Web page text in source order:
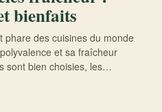
bienfaits
phare des cuisines du monde
et sa fraîcheur
sont bien choisies, les…